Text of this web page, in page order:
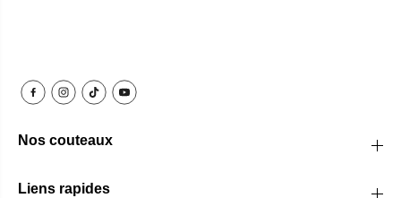
Nos couteaux
Liens rapides